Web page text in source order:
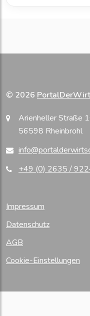
© 2026
Arienheller Straße
56598 Rheinbrohl
+49 (0) 2635 /
Impressum
Datenschutz
AGB
Cookie-Einstellungen